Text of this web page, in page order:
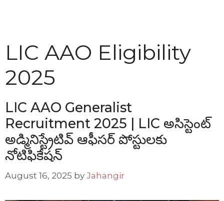
LIC AAO Eligibility
2025
LIC AAO Generalist
Recruitment 2025 | LIC అసిస్టెంట్
అడ్మినిస్ట్రేటివ్ ఆఫీసర్ పోస్టులకు
నోటిఫికేషన్
August 16, 2025 by Jahangir